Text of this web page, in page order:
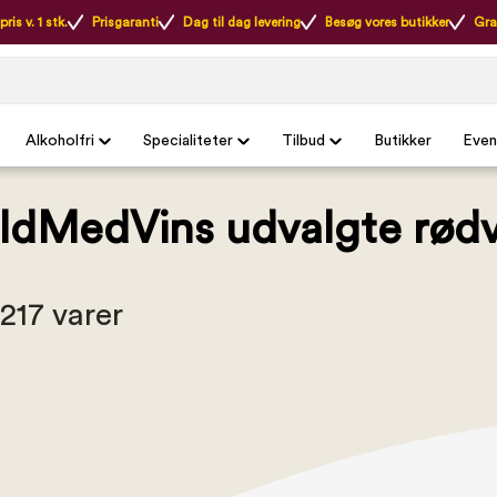
v. 1 stk. Prisgaranti Dag til dag levering Besøg vores butikker
Alkoholfri Specialiteter Tilbud Butikker
udvalgte
varer